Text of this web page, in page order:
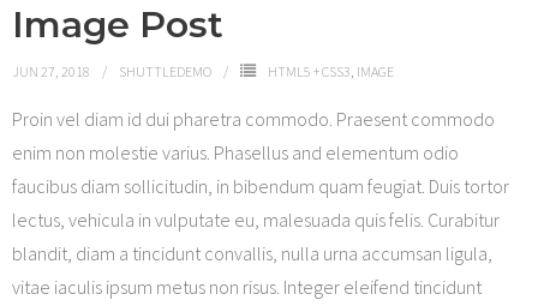
Shop
Image Post
JUN 27, 2018 SHUTTLEDEMO HTML5 + CSS3 IMAGE
Proin vel diam id dui pharetra commodo. Praesent commodo
enim non molestie varius. Phasellus and elementum odio
faucibus diam sollicitudin, in bibendum quam feugiat. Duis tortor
lectus, vehicula in vulputate eu, malesuada quis felis. Curabitur
blandit, diam a tincidunt convallis, nulla urna accumsan ligula,
vitae iaculis ipsum metus non risus. Integer eleifend tincidunt